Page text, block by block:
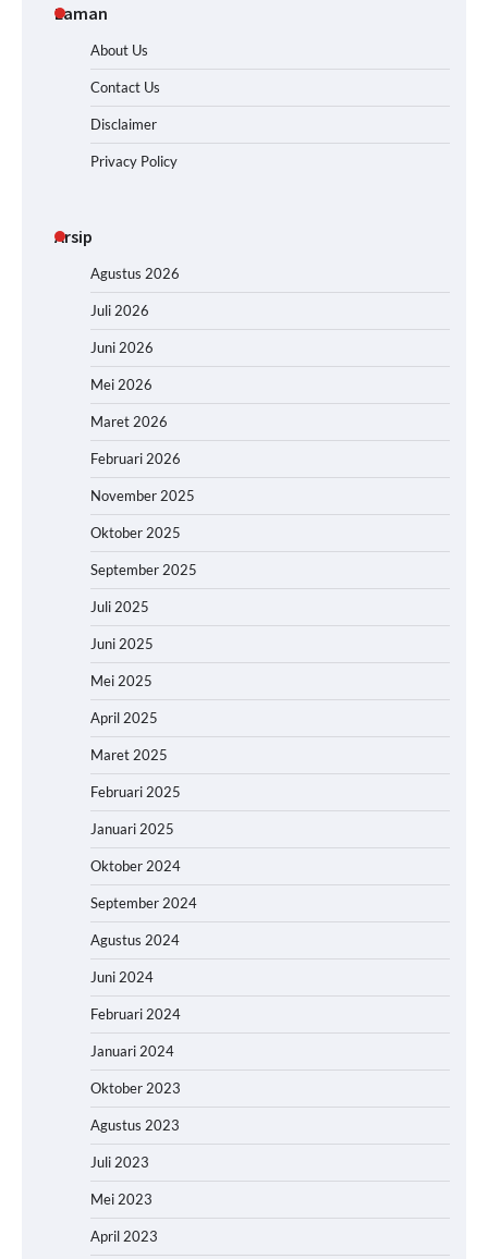
Laman
About Us
Contact Us
Disclaimer
Privacy Policy
Arsip
Agustus 2026
Juli 2026
Juni 2026
Mei 2026
Maret 2026
Februari 2026
November 2025
Oktober 2025
September 2025
Juli 2025
Juni 2025
Mei 2025
April 2025
Maret 2025
Februari 2025
Januari 2025
Oktober 2024
September 2024
Agustus 2024
Juni 2024
Februari 2024
Januari 2024
Oktober 2023
Agustus 2023
Juli 2023
Mei 2023
April 2023